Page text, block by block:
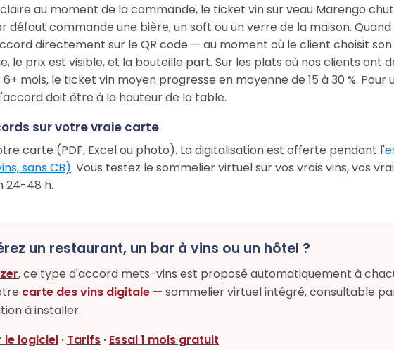
au moment de la commande, le ticket vin sur veau Marengo
défaut commande une bière, un soft ou un verre de la maison.
directement sur le QR code — au moment où le client choisit
le prix est visible, et la bouteille part. Sur les plats où nos clients ont
mois, le ticket vin moyen progresse en moyenne de 15 à 30 %. Pour
doit être à la hauteur de la table.
sur votre vraie carte
carte (PDF, Excel ou photo). La digitalisation est offerte pendant l'
sans CB). Vous testez le sommelier virtuel sur vos vrais vins, vos
24-48 h.
un restaurant, un bar à vins ou un hôtel ?
, ce type d'accord mets-vins est proposé automatiquement à
carte des vins digitale — sommelier virtuel intégré, consultable
à installer.
le logiciel · Tarifs · Essai 1 mois gratuit